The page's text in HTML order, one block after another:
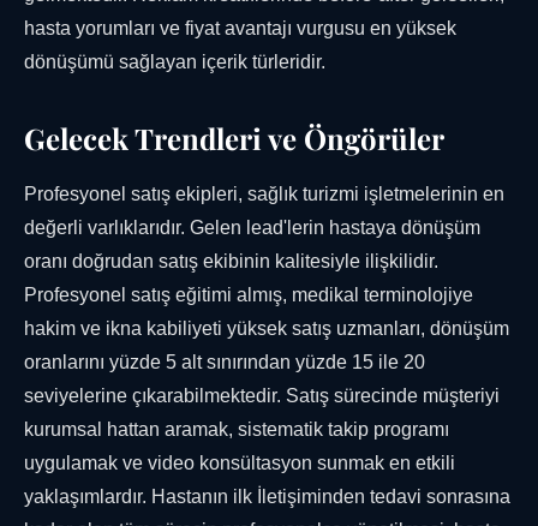
hasta yorumları ve fiyat avantajı vurgusu en yüksek
dönüşümü sağlayan içerik türleridir.
Gelecek Trendleri ve Öngörüler
Profesyonel satış ekipleri, sağlık turizmi işletmelerinin en
değerli varlıklarıdır. Gelen lead'lerin hastaya dönüşüm
oranı doğrudan satış ekibinin kalitesiyle ilişkilidir.
Profesyonel satış eğitimi almış, medikal terminolojiye
hakim ve ikna kabiliyeti yüksek satış uzmanları, dönüşüm
oranlarını yüzde 5 alt sınırından yüzde 15 ile 20
seviyelerine çıkarabilmektedir. Satış sürecinde müşteriyi
kurumsal hattan aramak, sistematik takip programı
uygulamak ve video konsültasyon sunmak en etkili
yaklaşımlardır. Hastanın ilk İletişiminden tedavi sonrasına